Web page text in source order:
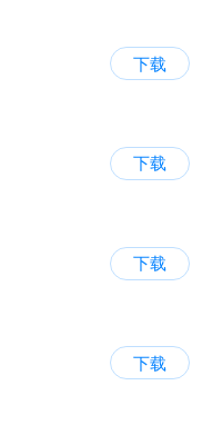
下载
下载
下载
下载